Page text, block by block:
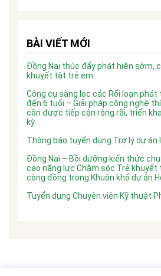
BÀI VIẾT MỚI
Đồng Nai thúc đẩy phát hiện sớm,
khuyết tật trẻ em
Công cụ sàng lọc các Rối loạn
đến 6 tuổi – Giải pháp công nghệ
cần được tiếp cận rộng rãi, triển
kỳ
Thông báo tuyển dụng Trợ lý dự án
Đồng Nai – Bồi dưỡng kiến thức
cao năng lực Chăm sóc Trẻ khuyết
cộng đồng trong Khuôn khổ dự án
Tuyển dụng Chuyên viên Kỹ thuật